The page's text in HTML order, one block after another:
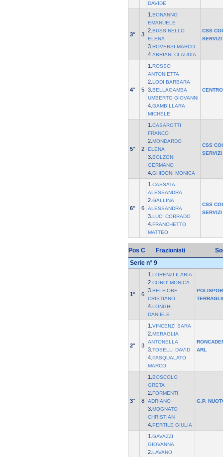
DAVIDE
3° 3
1. BONANNO
EMANUELE
2. BUSSINELLO
ELENA
3. ROVERSI MARCO
4. ABRIANI CLAUDIA
CSS
4° 5
1. ROSSO
ANTONIETTA
2. LODI BARBARA
3. BELLAGAMBA
UMBERTO GIOVANNI
4. GAMBILLARA
MICHELE
5° 2
1. CASAROTTI
FRANCO
2. MONDARDO
ELENA
3. BOLZONI
GERMANO
4. GHIDONI MONICA
CSS
6° 6
1. CASSATA
ALESSANDRA
2. GALLINA
ALESSANDRA
3. LUCI CORRADO
4. FRANCHETTO
MATTEO
CSS
Pos C Frazionisti
Serie n° 9
1° 6
1. LORENZI ILARIA
2. CORO' MONICA
3. BELFIORE
CRISTIANO
4. LONGHI
DANIELE
2° 3
1. VINCENZI SARA
2. MERAGLIA
ANTONELLA
3. TOSELLI DAVID
4. PASQUALATO
MARCO
ARL
3° 8
1. BOSCOLO
GRETA
2. FORMENTI
ADRIANO
3. MOGNATO
CHRISTIAN
4. PERTILE GIULIA
G.P.
1. GAVAZZI
GIOVANNA
2. LAVANO